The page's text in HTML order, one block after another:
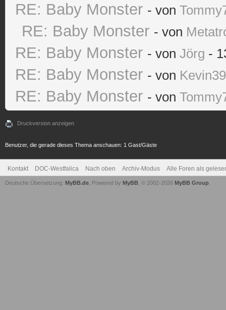
RE: Baby Monster - von
RE: Baby Monster - von
RE: Baby Monster - von Jörg -
RE: Baby Monster - von
RE: Baby Monster - von
Druckversion anzeigen
Benutzer, die gerade dieses Thema anschauen: 1 Gast/Gäste
Kontakt DOC-Westfalica Nach oben Archiv-Modus Alle Foren als
Deutsche Übersetzung: MyBB.de , Powered by MyBB , © 2002-2026 MyBB Group